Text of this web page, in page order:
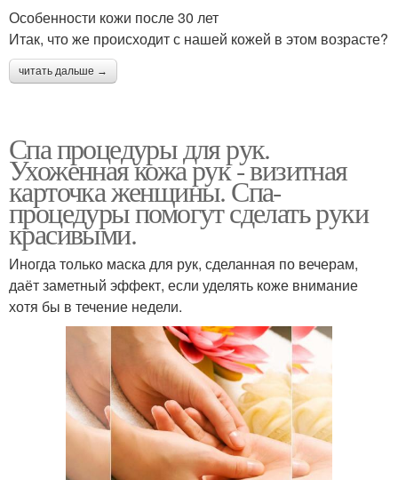
Особенности кожи после 30 лет
Итак, что же происходит с нашей кожей в этом возрасте?
читать дальше →
Спа процедуры для рук.
Ухоженная кожа рук - визитная
карточка женщины. Спа-
процедуры помогут сделать руки
красивыми.
Иногда только маска для рук, сделанная по вечерам,
даёт заметный эффект, если уделять коже внимание
хотя бы в течение недели.